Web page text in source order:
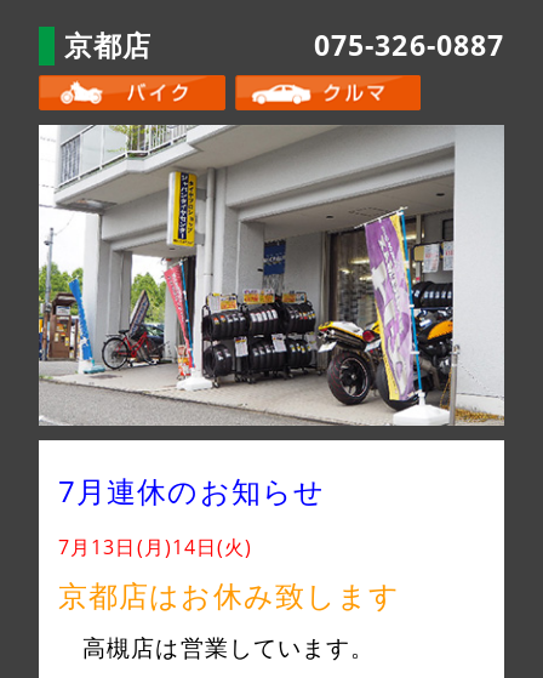
京都店 075-326-0887
7月連休のお知らせ
7月13日(月)14日(火)
京都店はお休み致します
高槻店は営業しています。